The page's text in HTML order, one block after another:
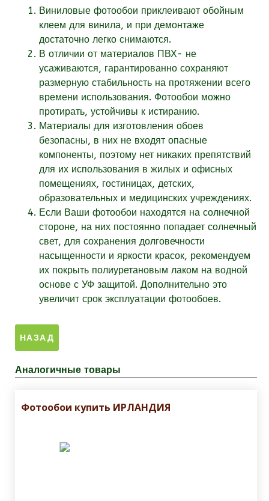
Виниловые фотообои приклеивают обойным
клеем для винила, и при демонтаже
достаточно легко снимаются.
В отличии от материалов ПВХ- не
усаживаются, гарантированно сохраняют
размерную стабильность на протяжении всего
времени использования. Фотообои можно
протирать, устойчивы к истиранию.
Материалы для изготовления обоев
безопасны, в них не входят опасные
компоненты, поэтому нет никаких препятствий
для их использования в жилых и офисных
помещениях, гостиницах, детских,
образовательных и медицинских учреждениях.
Если Ваши фотообои находятся на солнечной
стороне, на них постоянно попадает солнечный
свет, для сохранения долговечности
насыщенности и яркости красок, рекомендуем
их покрыть полиуретановым лаком на водной
основе с УФ защитой. Дополнительно это
увеличит срок эксплуатации фотообоев.
Аналогичные товары
Фотообои купить ИРЛАНДИЯ